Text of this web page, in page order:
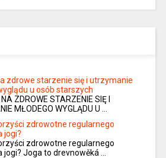
zdrowe starzenie się i utrzymanie
u osób starszych
ZDROWE STARZENIE SIĘ I
MŁODEGO WYGLĄDU U …
zdrowotne regularnego
jogi?
zdrowotne regularnego
jogi? Joga to drevnowěká …